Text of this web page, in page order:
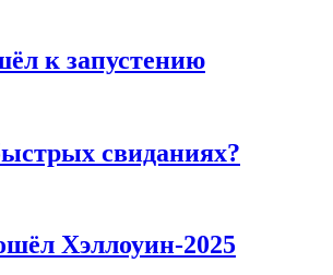
к запустению
свиданиях?
Хэллоуин-2025